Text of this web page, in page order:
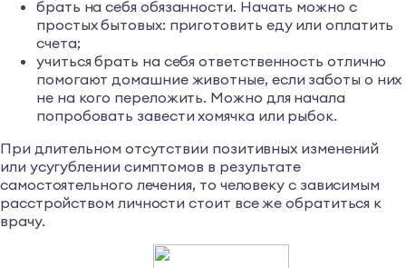
брать на себя обязанности. Начать можно с
простых бытовых: приготовить еду или оплатить
счета;
учиться брать на себя ответственность отлично
помогают домашние животные, если заботы о них
не на кого переложить. Можно для начала
попробовать завести хомячка или рыбок.
При длительном отсутствии позитивных изменений
или усугублении симптомов в результате
самостоятельного лечения, то человеку с зависимым
расстройством личности стоит все же обратиться к
врачу.